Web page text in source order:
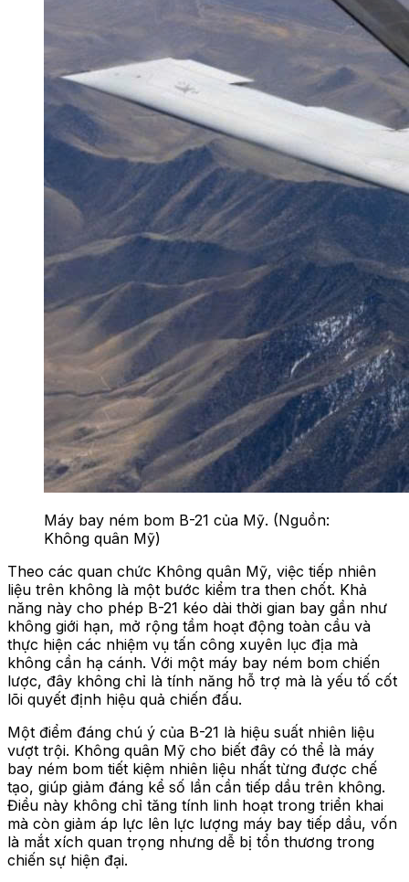
Máy bay ném bom B-21 của Mỹ. (Nguồn:
Không quân Mỹ)
Theo các quan chức Không quân Mỹ, việc tiếp nhiên
liệu trên không là một bước kiểm tra then chốt. Khả
năng này cho phép B-21 kéo dài thời gian bay gần như
không giới hạn, mở rộng tầm hoạt động toàn cầu và
thực hiện các nhiệm vụ tấn công xuyên lục địa mà
không cần hạ cánh. Với một máy bay ném bom chiến
lược, đây không chỉ là tính năng hỗ trợ mà là yếu tố cốt
lõi quyết định hiệu quả chiến đấu.
Một điểm đáng chú ý của B-21 là hiệu suất nhiên liệu
vượt trội. Không quân Mỹ cho biết đây có thể là máy
bay ném bom tiết kiệm nhiên liệu nhất từng được chế
tạo, giúp giảm đáng kể số lần cần tiếp dầu trên không.
Điều này không chỉ tăng tính linh hoạt trong triển khai
mà còn giảm áp lực lên lực lượng máy bay tiếp dầu, vốn
là mắt xích quan trọng nhưng dễ bị tổn thương trong
chiến sự hiện đại.